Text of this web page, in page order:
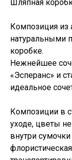
Шляпная
Композиция из
натуральными
коробке.
Нежнейшее
«Эсперанс» и
идеальное
Композиции в
уходе, цветы
внутри